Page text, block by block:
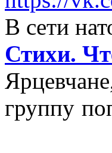
В сети
Стихи.
группу